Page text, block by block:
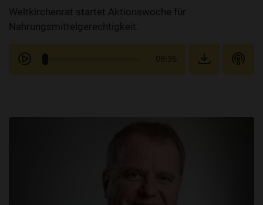
Weltkirchenrat startet Aktionswoche für
Nahrungsmittelgerechtigkeit.
08:35